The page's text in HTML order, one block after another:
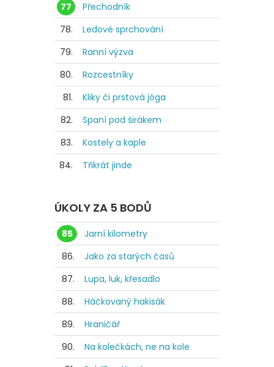
77
Přechodník
78.
Ledové sprchování
79.
Ranní výzva
80.
Rozcestníky
81.
Kliky či prstová jóga
82.
Spaní pod širákem
83.
Kostely a kaple
84.
Třikrát jinde
ÚKOLY ZA 5 BODŮ
85
Jarní kilometry
86.
Jako za starých časů
87.
Lupa, luk, křesadlo
88.
Háčkovaný hakisák
89.
Hraničář
90.
Na kolečkách, ne na kole